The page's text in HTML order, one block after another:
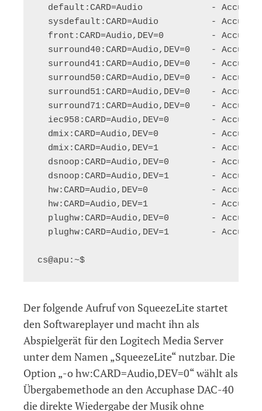
default:CARD=Audio             -
sysdefault:CARD=Audio          -
front:CARD=Audio,DEV=0         -
surround40:CARD=Audio,DEV=0    -
surround41:CARD=Audio,DEV=0    -
surround50:CARD=Audio,DEV=0    -
surround51:CARD=Audio,DEV=0    -
surround71:CARD=Audio,DEV=0    -
iec958:CARD=Audio,DEV=0        -
dmix:CARD=Audio,DEV=0          -
dmix:CARD=Audio,DEV=1          -
dsnoop:CARD=Audio,DEV=0        -
dsnoop:CARD=Audio,DEV=1        -
hw:CARD=Audio,DEV=0            -
hw:CARD=Audio,DEV=1            -
plughw:CARD=Audio,DEV=0        -
plughw:CARD=Audio,DEV=1        -
Der folgende Aufruf von SqueezeLite startet
den Softwareplayer und macht ihn als
Abspielgerät für den Logitech Media Server
unter dem Namen „SqueezeLite“ nutzbar. Die
Option „-o hw:CARD=Audio,DEV=0“ wählt als
Übergabemethode an den Accuphase DAC-40
die direkte Wiedergabe der Musik ohne